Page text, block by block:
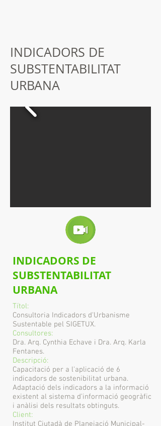
INDICADORS DE
SUBSTENTABILITAT
URBANA
INDICADORS DE
SUBSTENTABILITAT
URBANA
Títol:
Consultoria Indicadors d'Urbanisme
Sustentable pel SIGETUX.
Consultores:
Dra. Arq. Cynthia Echave i Dra. Arq. Karla
Fentanes.
Descripció:
Capacitació per a l'aplicació de 6
indicadors de sostenibilitat urbana.
Adaptació dels indicadors a la informació
existent al sistema d'informació geogràfic
i anàlisi dels resultats obtinguts.
Client:
Institut Ciutadà de Planejació Municipal-